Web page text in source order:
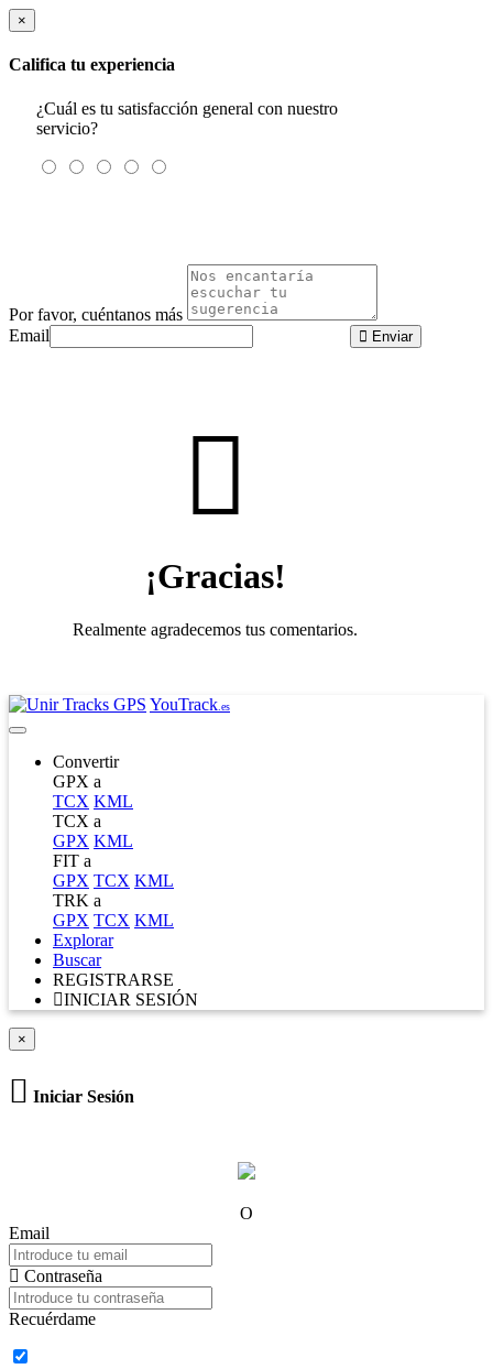
×
Califica tu experiencia
¿Cuál es tu satisfacción general con nuestro
servicio?
Por favor, cuéntanos más
Email
Enviar
¡Gracias!
Realmente agradecemos tus comentarios.
YouTrack.es
Convertir
GPX a
TCX KML
TCX a
GPX KML
FIT a
GPX TCX KML
TRK a
GPX TCX KML
Explorar
Buscar
REGISTRARSE
INICIAR SESIÓN
×
Iniciar Sesión
O
Email
Contraseña
Recuérdame